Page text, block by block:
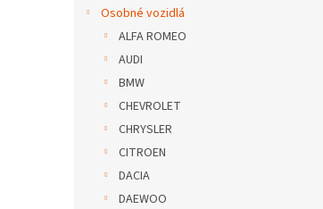
Osobné vozidlá
ALFA ROMEO
AUDI
BMW
CHEVROLET
CHRYSLER
CITROEN
DACIA
DAEWOO